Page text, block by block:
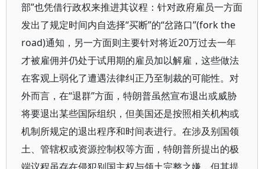
部”也凭借行政权来推进其议程：针对政府雇员一方面
发出了规定时间内自选择“买断”的“岔路口”(fork the
road)通知，另一方面则主要针对将近20万过去一年
才被雇佣并仍处于试用期的雇员加以解雇，这些做法
在客观上弱化了遭遇法律纠正乃至制裁的可能性。对
外而言，在“退群”方面，特朗普虽然宣布退出或威胁
将要退出某些国际组织，但美国还是按照相关机构或
机制所规定的退出程序和时间表进行。在涉及别国领
土、管辖权或资源控制权等方面，特朗普所提出的极